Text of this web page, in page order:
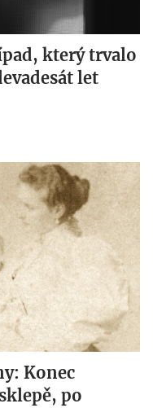
který trvalo
let
Konec
po